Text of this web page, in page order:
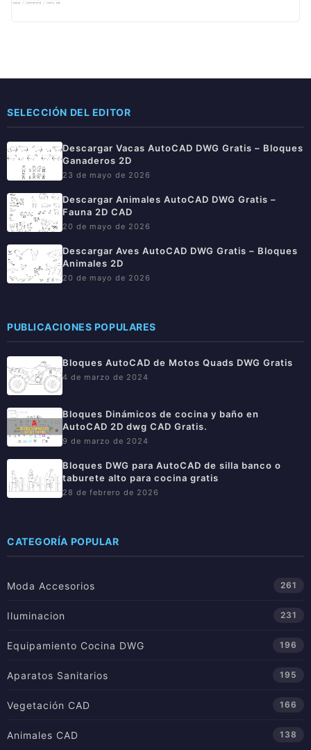
SELECCIÓN DEL EDITOR
Descargar Vacas AutoCAD DWG Gratis – Bloques
Ganaderos 2D
23 de mayo de 2026
Descargar Animales AutoCAD DWG Gratis –
Fauna 2D CAD
20 de mayo de 2026
Descargar Aves AutoCAD DWG Gratis – Bloques
Animales 2D
20 de mayo de 2026
PUBLICACIONES POPULARES
Bloques AutoCAD de Motos Quads DWG Gratis
4 de marzo de 2024
Bloques Dinámicos de cocina y baño en
AutoCAD 2D dwg CAD Gratis.
9 de marzo de 2024
Bloques DWG para AutoCAD de silla banco o
taburete alto para cocina gratis
28 de febrero de 2026
CATEGORÍA POPULAR
Moda Accesorios 261
Iluminacion 231
Equipamiento Cocina DWG 196
Aparatos Sanitarios 195
Vegetación CAD 166
Animales CAD 138